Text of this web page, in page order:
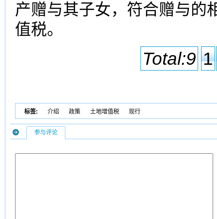
产赠与其子女，符合赠与的
值税。
Total:9 1
标签: 介绍 政策 土地增值税 现行
参与评论